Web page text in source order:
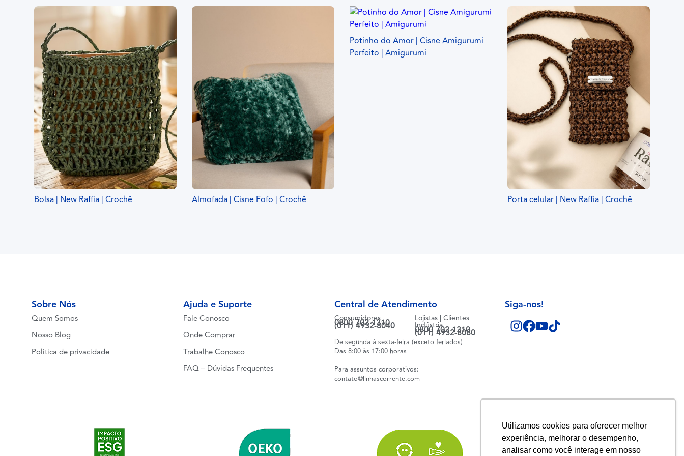
Utilizamos cookies para oferecer melhor
experiência, melhorar o desempenho,
analisar como você interage em nosso
Bolsa | New Raffia | Crochê Almofada | Cisne Fofo | Crochê
Potinho do Amor | Cisne Amigurumi
Perfeito | Amigurumi
Porta celular | New Raffia | Crochê
Sobre Nós
Quem Somos
Nosso Blog
Política de privacidade
Ajuda e Suporte
Fale Conosco
Onde Comprar
Trabalhe Conosco
FAQ – Dúvidas Frequentes
Central de Atendimento
Consumidores
0800 702 1310
(011) 4932-8040
Lojistas | Clientes
Indústria
0800 702 1310
(011) 4932-8080
De segunda à sexta-feira (exceto feriados)
Das 8:00 às 17:00 horas
Para assuntos corporativos:
contato@linhascorrente.com
Siga-nos!